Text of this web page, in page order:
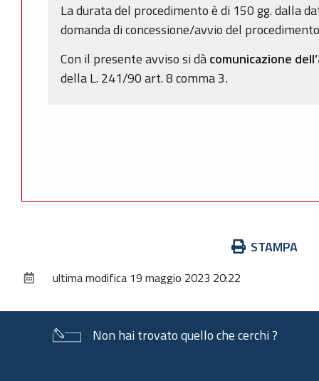
La durata del procedimento è di 150 gg. dalla
domanda di concessione/avvio del
Con il presente avviso si dàcomunicazione
della L. 241/90 art. 8 comma 3.
documento
STAMPA
ultima modifica 19 maggio 2023 20:22
Non hai trovato quello che cerchi ?